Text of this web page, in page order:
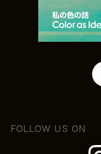
FOLLOW US ON